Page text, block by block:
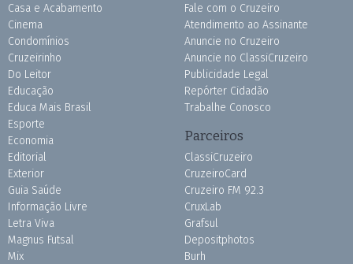
Casa e Acabamento
Cinema
Condomínios
Cruzeirinho
Do Leitor
Educação
Educa Mais Brasil
Esporte
Economia
Editorial
Exterior
Guia Saúde
Informação Livre
Letra Viva
Magnus Futsal
Mix
Fale com o Cruzeiro
Atendimento ao Assinante
Anuncie no Cruzeiro
Anuncie no ClassiCruzeiro
Publicidade Legal
Repórter Cidadão
Trabalhe Conosco
Parceiros
ClassiCruzeiro
CruzeiroCard
Cruzeiro FM 92.3
CruxLab
Grafsul
Depositphotos
Burh